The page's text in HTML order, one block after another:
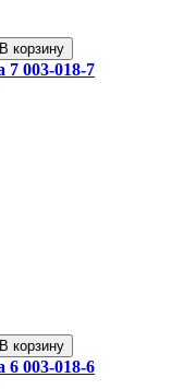
В корзину
003-018-7
В корзину
003-018-6